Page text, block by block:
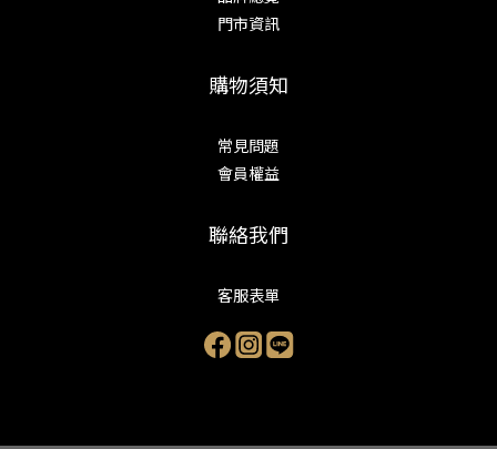
門市資訊
購物須知
常見問題
會員權益
聯絡我們
客服表單